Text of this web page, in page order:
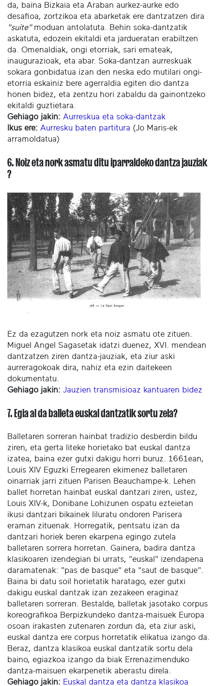
da, baina Bizkaia eta Araban aurkez-aurke edo
desafioa, zortzikoa eta abarketak ere dantzatzen dira
"suite"moduan antolatuta. Behin soka-dantzatik
askatuta, edozein ekitaldi eta jardueratan erabiltzen
da. Omenaldiak, ongi etorriak, sari emateak,
inaugurazioak, eta abar. Soka-dantzan aurreskuak
sokara gonbidatua izan den neska edo mutilari ongi-
etorria eskainiz bere agerraldia egiten dio dantza
honen bidez, eta zentzu hori zabaldu da gainontzeko
ekitaldi guztietara.
Gehiago jakin: Aurreskua eta soka-dantzak
kus ere: Aurresku baten partitura (Jo Maris-ek
arramoldatua)
6. Noiz eta nork asmatu ditu iparraldeko dantza jauziak
?
Ez da ezagutzen nork eta noiz asmatu ote zituen.
Miguel Angel Sagasetak idatzi duenez, XVI. mendean
dantzatzen ziren dantza-jauziak, eta ziur aski
aurreragokoak dira, nahiz eta ezin daitekeen
dokumentatu.
Gehiago jakin: Jauzien transmisioaz kantuaren bidez
7. Egia al da balleta euskal dantzatik sortu zela?
Balletaren sorreran hainbat tradizio desberdin bildu
ziren, eta gerta liteke horietako bat euskal dantza
izatea, baina ezer gutxi dakigu horri buruz. 1661ean,
Louis XIV Eguzki Erregearen ekimenez balletaren
oinarriak jarri zituen Parisen Beauchampe-k. Lehen
ballet horretan hainbat euskal dantzari ziren, ustez,
Louis XIV-k, Donibane Lohizunen ospatu ezteietan
ikusi dantzari bikainek liluratu ondoren Parisera
eraman zituenak. Horregatik, pentsatu izan da
dantzari horiek beren ekarpena egingo zutela
balletaren sorrera horretan. Gainera, badira dantza
klasikoaren izendegian bi urrats, "euskal" izendapena
daramatenak: "pas de basque" eta "saut de basque".
Baina bi datu soil horietatik haratago, ezer gutxi
dakigu euskal dantzak izan zezakeen eraginaz
balletaren sorreran. Bestalde, balletak jasotako corpus
koreografikoa Berpizkundeko dantza-maisuek Europa
osoan irakasten zutenaren zordun da, eta ziur aski,
euskal dantza ere corpus horretatik elikatua izango da.
Beraz, dantza klasikoa euskal dantzatik sortu dela
baino, egiazkoa izango da biak Errenazimenduko
dantza-maisuen ekarpenetik aberastu direla.
Gehiago jakin: Euskal dantza eta dantza klasikoa